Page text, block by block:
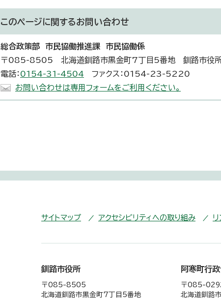
このページに関するお問い合わせ
総合政策部 市民協働推進課 市民協働係
〒085-8505 北海道釧路市黒金町7丁目5番地 釧路市役
電話： 0154-31-4504 ファクス：0154-23-5220
お問い合わせは専用フォームをご利用ください。
サイトマップ アクセシビリティへの取り組み リ
釧路市役所
〒085-8505
北海道釧路市黒金町7丁目5番地
阿寒町行
〒085-
北海道釧路